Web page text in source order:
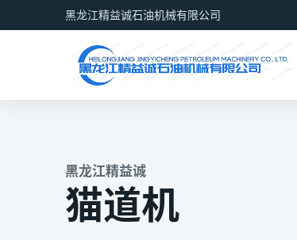
黑龙江精益诚石油机械有限公司
黑龙江精益诚
猫道机